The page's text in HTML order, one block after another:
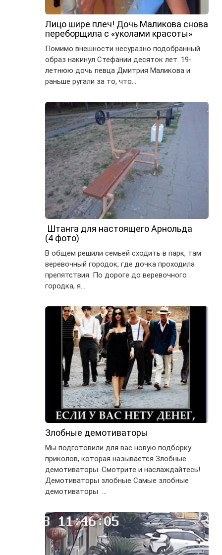
Лицо шире плеч! Дочь Маликова снова
переборщила с «уколами красоты»
Помимо внешности несуразно подобранный
образ накинул Стефании десяток лет. 19-
летнюю дочь певца Дмитрия Маликова и
раньше ругали за то, что…
Штанга для настоящего Арнольда
(4 фото)
В общем решили семьей сходить в парк, там
веревочный городок, где дочка проходила
препятствия. По дороге до веревочного
городка, я…
Злобные демотиваторы
Мы подготовили для вас новую подборку
приколов, которая называется Злобные
демотиваторы. Смотрите и наслаждайтесь!
Демотиваторы злобные Самые злобные
демотиваторы …